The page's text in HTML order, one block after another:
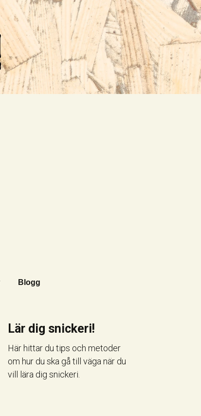
Blogg
Lär dig snickeri!
Här hittar du tips och metoder
om hur du ska gå till väga när du
vill lära dig snickeri.